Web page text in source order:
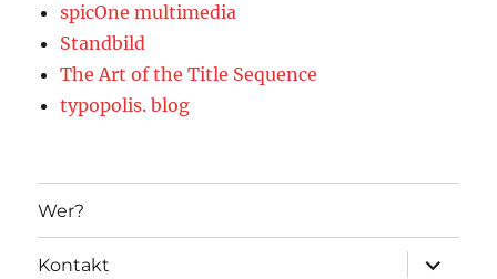
spicOne multimedia
Standbild
The Art of the Title Sequence
typopolis. blog
Wer?
Kontakt